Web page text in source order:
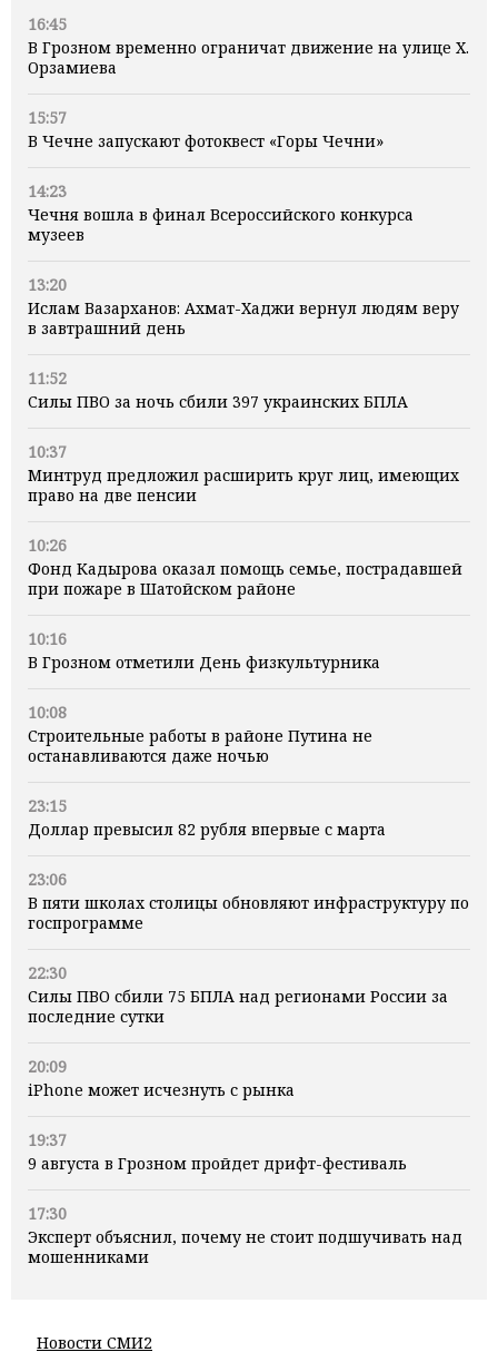
16:45
В Грозном временно ограничат движение на улице Х.
Орзамиева
15:57
В Чечне запускают фотоквест «Горы Чечни»
14:23
Чечня вошла в финал Всероссийского конкурса
музеев
13:20
Ислам Вазарханов: Ахмат-Хаджи вернул людям веру
в завтрашний день
11:52
Силы ПВО за ночь сбили 397 украинских БПЛА
10:37
Минтруд предложил расширить круг лиц, имеющих
право на две пенсии
10:26
Фонд Кадырова оказал помощь семье, пострадавшей
при пожаре в Шатойском районе
10:16
В Грозном отметили День физкультурника
10:08
Строительные работы в районе Путина не
останавливаются даже ночью
23:15
Доллар превысил 82 рубля впервые с марта
23:06
В пяти школах столицы обновляют инфраструктуру по
госпрограмме
22:30
Силы ПВО сбили 75 БПЛА над регионами России за
последние сутки
20:09
iPhone может исчезнуть с рынка
19:37
9 августа в Грозном пройдет дрифт-фестиваль
17:30
Эксперт объяснил, почему не стоит подшучивать над
мошенниками
Новости СМИ2